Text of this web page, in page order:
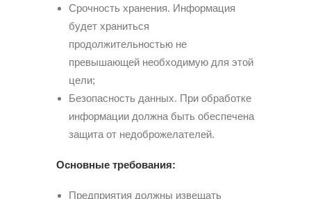
Срочность хранения. Информация
будет храниться
продолжительностью не
превышающей необходимую для этой
цели;
Безопасность данных. При обработке
информации должна быть обеспечена
защита от недоброжелателей.
Основные требования:
Предприятия должны извещать